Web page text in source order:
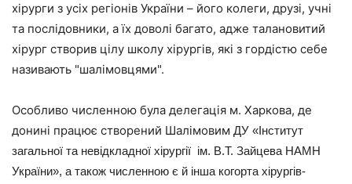
хірурги з усіх регіонів України – його колеги, друзі, учні
та послідовники, а їх доволі багато, адже талановитий
хірург створив цілу школу хірургів, які з гордістю себе
називають "шалімовцями".
Особливо численною була делегація м. Харкова, де
донині працює створений Шалімовим ДУ «Інститут
загальної та невідкладної хірургії ім. В.Т. Зайцева НАМН
України», а також численною є й інша когорта хірургів-